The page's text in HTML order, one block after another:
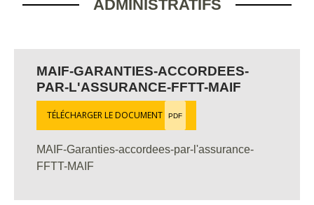
ADMINISTRATIFS
MAIF-GARANTIES-ACCORDEES-
PAR-L'ASSURANCE-FFTT-MAIF
TÉLÉCHARGER LE DOCUMENT PDF
MAIF-Garanties-accordees-par-l'assurance-
FFTT-MAIF